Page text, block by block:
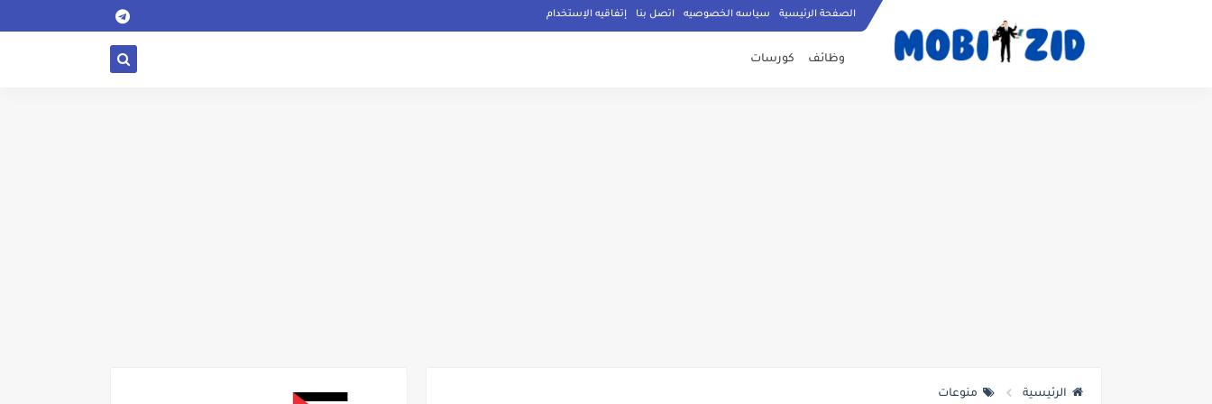
الصفحة الرئيسية سياسه الخصوصيه اتصل بنا إتفاقيه الإستخدام
وظائف كورسات
الرئيسية منوعات